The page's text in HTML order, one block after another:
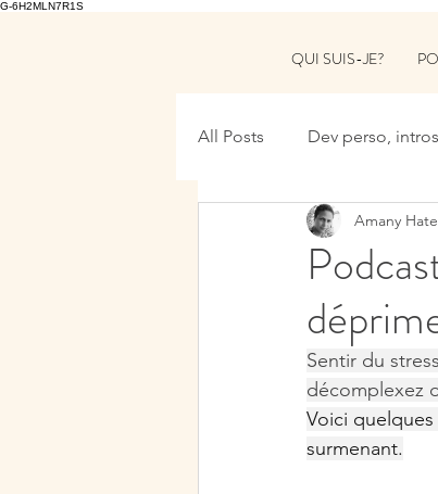
G-6H2MLN7R1S
QUI SUIS-JE?
All Posts Dev perso,
Amany
Sentir du
décomplexez
Voici
surmenant.